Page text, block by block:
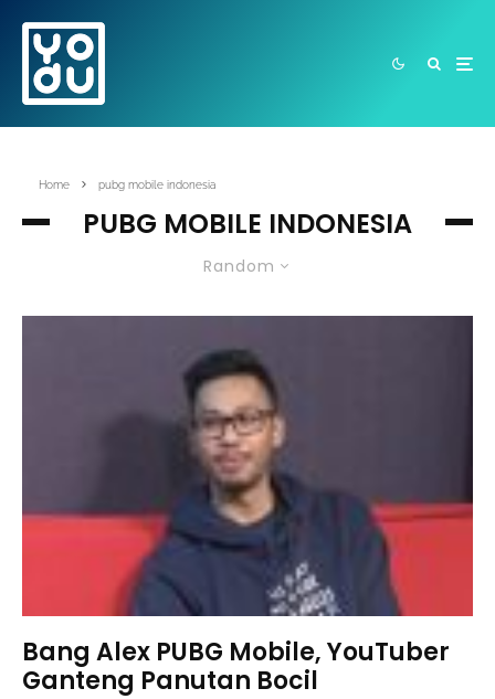
Home pubg mobile indonesia
PUBG MOBILE INDONESIA
Random
Bang Alex PUBG Mobile, YouTuber
Ganteng Panutan Bocil